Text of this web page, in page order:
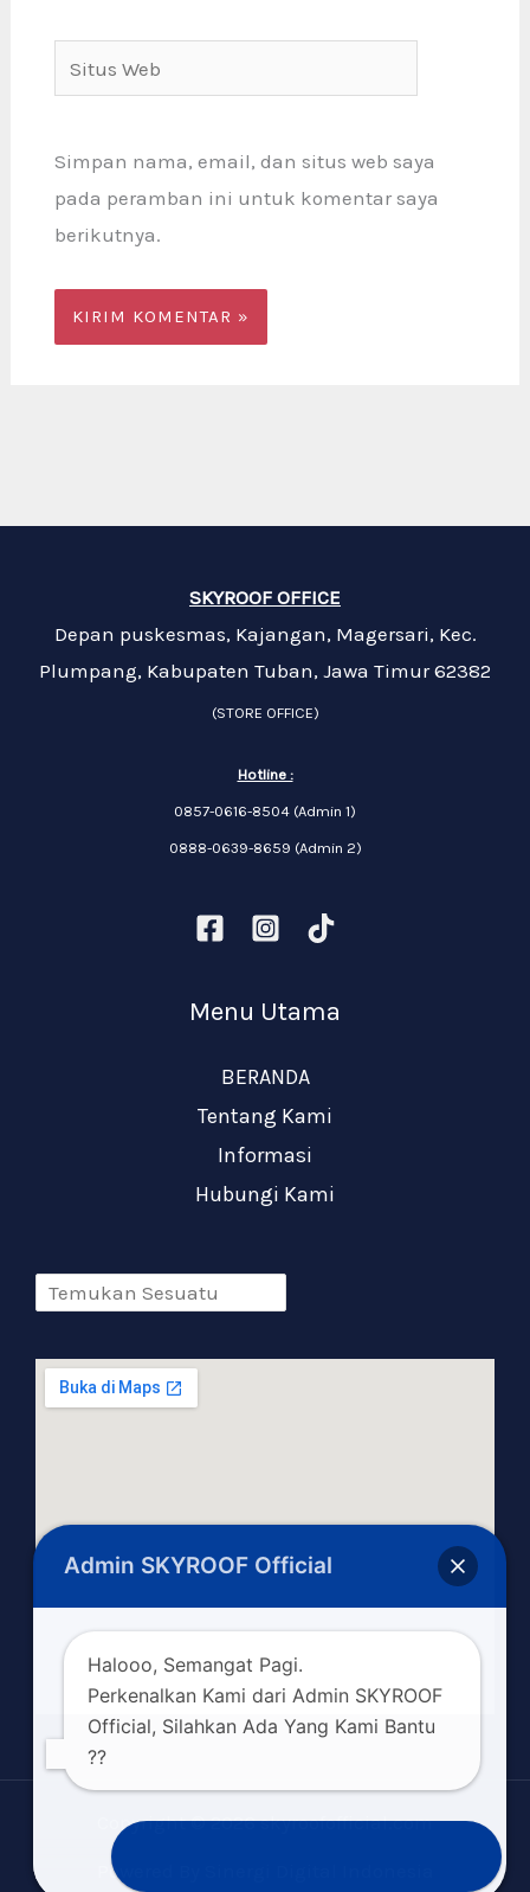
Web
Simpan nama, email, dan situs web saya
pada peramban ini untuk komentar saya
berikutnya.
SKYROOF OFFICE
Depan puskesmas, Kajangan, Magersari, Kec.
Plumpang, Kabupaten Tuban, Jawa Timur 62382
(STORE OFFICE)
Hotline :
0857-0616-8504 (Admin 1)
0888-0639-8659 (Admin 2)
Menu Utama
BERANDA
Tentang Kami
Informasi
Hubungi Kami
Copyright © 2026 skyroofofficial.com
Powered By Sinergi Digital Indonesia
Admin SKYROOF Official
Halooo, Semangat Pagi.
Perkenalkan Kami dari Admin SKYROOF
Official, Silahkan Ada Yang Kami Bantu
??